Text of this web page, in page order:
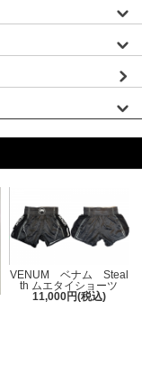
VENUM ベナム Steal
th ムエタイショーツ
11,000円(税込)